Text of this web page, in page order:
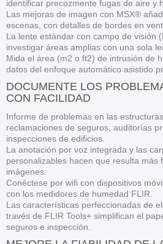
identificar precozmente fugas de aire y
Las mejoras de imagen con MSX®
escenas, con detalles de bordes en
La lente estándar con campo de visión
investigar áreas amplias con una sola
Mida el área (m2 o ft2) de intrusión de
datos del enfoque automático asistido
DOCUMENTE LOS
CON FACILIDAD
Informe de problemas en las
reclamaciones de seguros, auditorías
inspecciones de edificios.
La anotación por voz integrada y las
personalizables hacen que resulta más
imágenes.
Conéctese por wifi con dispositivos
con los medidores de humedad FLIR.
Las características perfeccionadas de
través de FLIR Tools+ simplifican el
seguros e inspección.